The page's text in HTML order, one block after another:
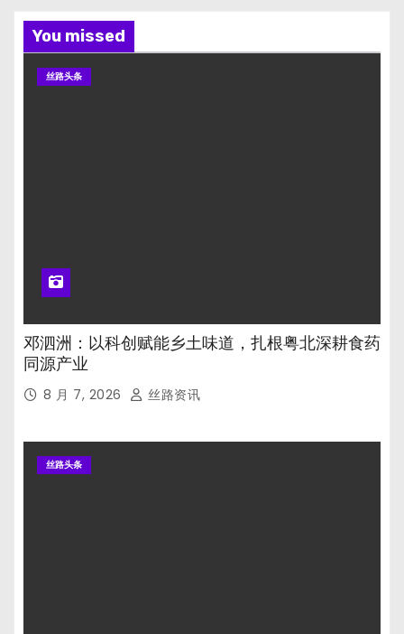
You missed
丝路头条
邓泗洲：以科创赋能乡土味道，扎根粤北深耕食药
同源产业
8 月 7, 2026 丝路资讯
丝路头条